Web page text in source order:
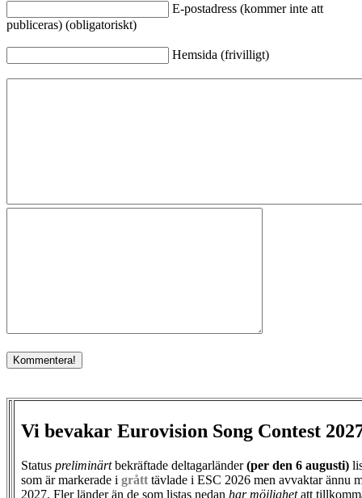
E-postadress (kommer inte att
publiceras) (obligatoriskt)
Hemsida (frivilligt)
Vi bevakar Eurovision Song Contest
Status preliminärtbekräftade deltagarländer(per den 6 augusti)
som är markerade i grått tävlade i ESC 2026 men avvaktar ännu
2027. Fler länder än de som listas nedan har möjlighetatt